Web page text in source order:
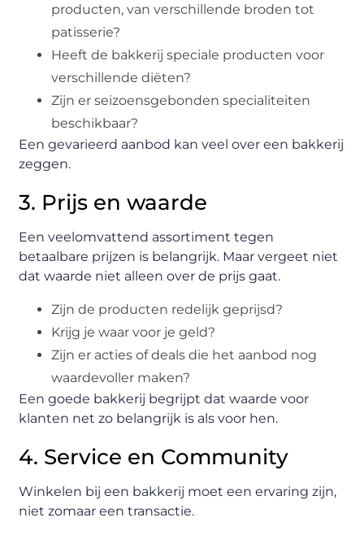
producten, van verschillende broden tot
patisserie?
Heeft de bakkerij speciale producten voor
verschillende diëten?
Zijn er seizoensgebonden specialiteiten
beschikbaar?
Een gevarieerd aanbod kan veel over een bakkerij
zeggen.
3. Prijs en waarde
Een veelomvattend assortiment tegen
betaalbare prijzen is belangrijk. Maar vergeet niet
dat waarde niet alleen over de prijs gaat.
Zijn de producten redelijk geprijsd?
Krijg je waar voor je geld?
Zijn er acties of deals die het aanbod nog
waardevoller maken?
Een goede bakkerij begrijpt dat waarde voor
klanten net zo belangrijk is als voor hen.
4. Service en Community
Winkelen bij een bakkerij moet een ervaring zijn,
niet zomaar een transactie.